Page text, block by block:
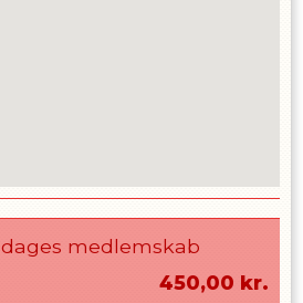
dages medlemskab
450,00 kr.